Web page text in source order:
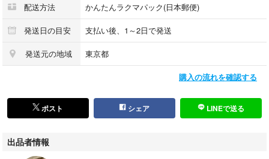
配送方法 かんたんラクマパック(日本郵便)
発送日の目安 支払い後、1～2日で発送
発送元の地域 東京都
購入の流れを確認する
ポスト シェア LINEで送る
出品者情報